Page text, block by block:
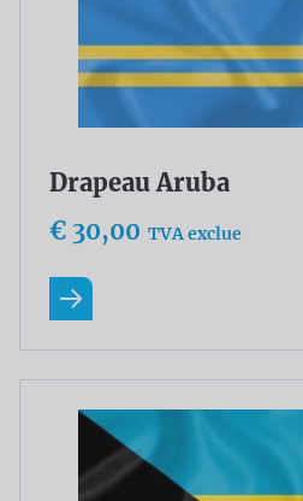
Drapeau Aruba
€ 30,00 TVA exclue
En savoir plus